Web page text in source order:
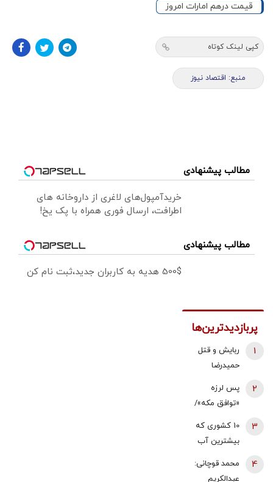
قیمت درهم امارات امروز
کپی لینک کوتاه
منبع: اقتصاد نیوز
مطالب پیشنهادی
خریدآمپول‌های لاغری از داروخانه های
اطرافت، ارسال فوری همراه با پک یخ!
مطالب پیشنهادی
500$ هدیه به کاربران جدید،ثبت نام کن
پربازدیدترین‌ها
ربایش و قتل
حمیدرضا
شد/ ارسال
لحظه قتل او
برای
عکس
1
پس لرزه
«توافق مکه»/
2
10 کشوری که
بیشترین آب
3
محمد قوچانی:
عبدالکریم
4